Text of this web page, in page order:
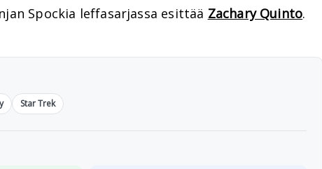
Spockia leffasarjassa esittää Zachary Quinto.
Star Trek